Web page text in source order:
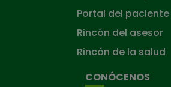
Portal del paciente
Rincón del asesor
Rincón de la salud
CONÓCENOS